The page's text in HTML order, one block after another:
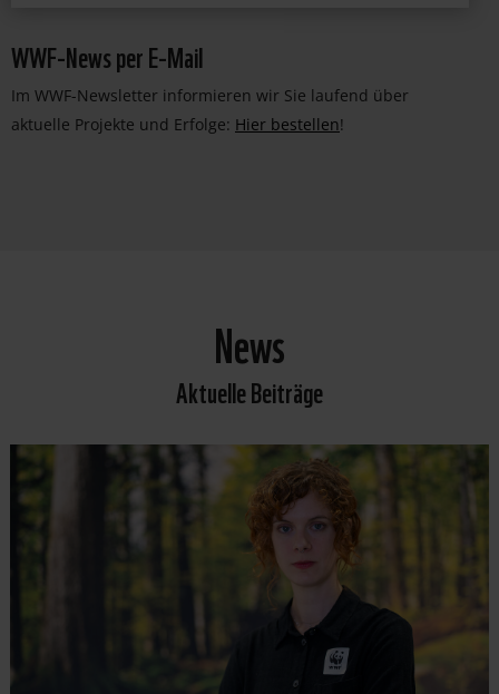
WWF-News per E-Mail
Im WWF-Newsletter informieren wir Sie laufend über
aktuelle Projekte und Erfolge: Hier bestellen!
News
Aktuelle Beiträge